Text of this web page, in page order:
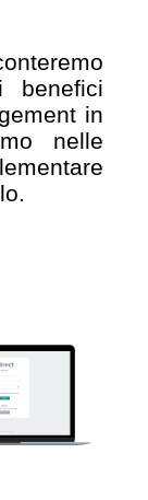
benefici
in
nelle